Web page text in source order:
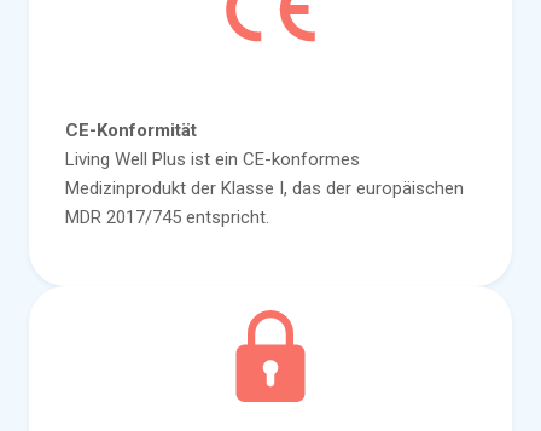
CE-Konformität
Living Well Plus ist ein CE-konformes
Medizinprodukt der Klasse I, das der europäischen
MDR 2017/745 entspricht.